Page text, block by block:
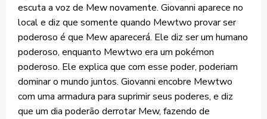
escuta a voz de Mew novamente. Giovanni aparece no
local e diz que somente quando Mewtwo provar ser
poderoso é que Mew aparecerá. Ele diz ser um humano
poderoso, enquanto Mewtwo era um pokémon
poderoso. Ele explica que com esse poder, poderiam
dominar o mundo juntos. Giovanni encobre Mewtwo
com uma armadura para suprimir seus poderes, e diz
que um dia poderão derrotar Mew, fazendo de